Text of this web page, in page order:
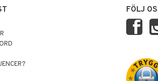
FÖLJ